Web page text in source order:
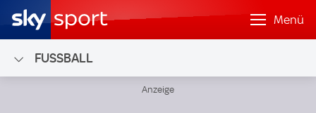
Menü
FUSSBALL